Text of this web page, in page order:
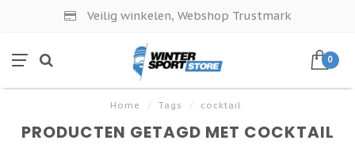
Veilig winkelen, Webshop Trustmark
0
Home / Tags / cocktail
PRODUCTEN GETAGD MET COCKTAIL